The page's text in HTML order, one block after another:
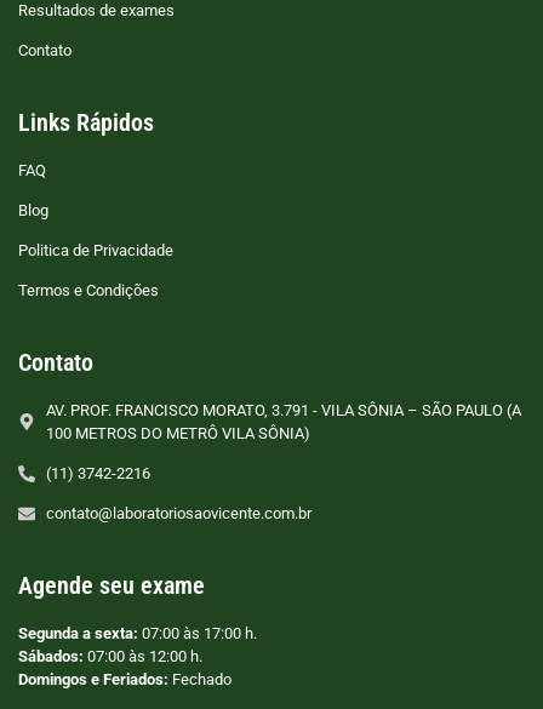
Resultados de exames
Contato
Links Rápidos
FAQ
Blog
Politica de Privacidade
Termos e Condições
Contato
AV. PROF. FRANCISCO MORATO, 3.791 - VILA SÔNIA – SÃO PAULO (A
100 METROS DO METRÔ VILA SÔNIA)
(11) 3742-2216
contato@laboratoriosaovicente.com.br
Agende seu exame
Segunda a sexta: 07:00 às 17:00 h.
Sábados: 07:00 às 12:00 h.
Domingos e Feriados: Fechado